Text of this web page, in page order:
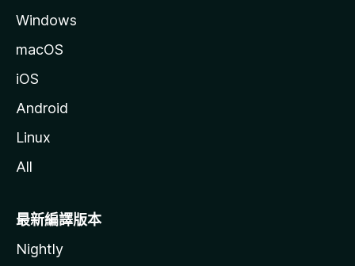
Windows
macOS
iOS
Android
Linux
All
最新編譯版本
Nightly